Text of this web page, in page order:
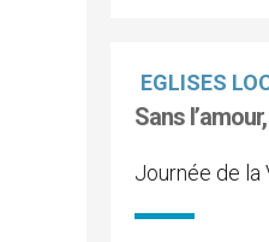
EGLISES
Sans
Journée de la